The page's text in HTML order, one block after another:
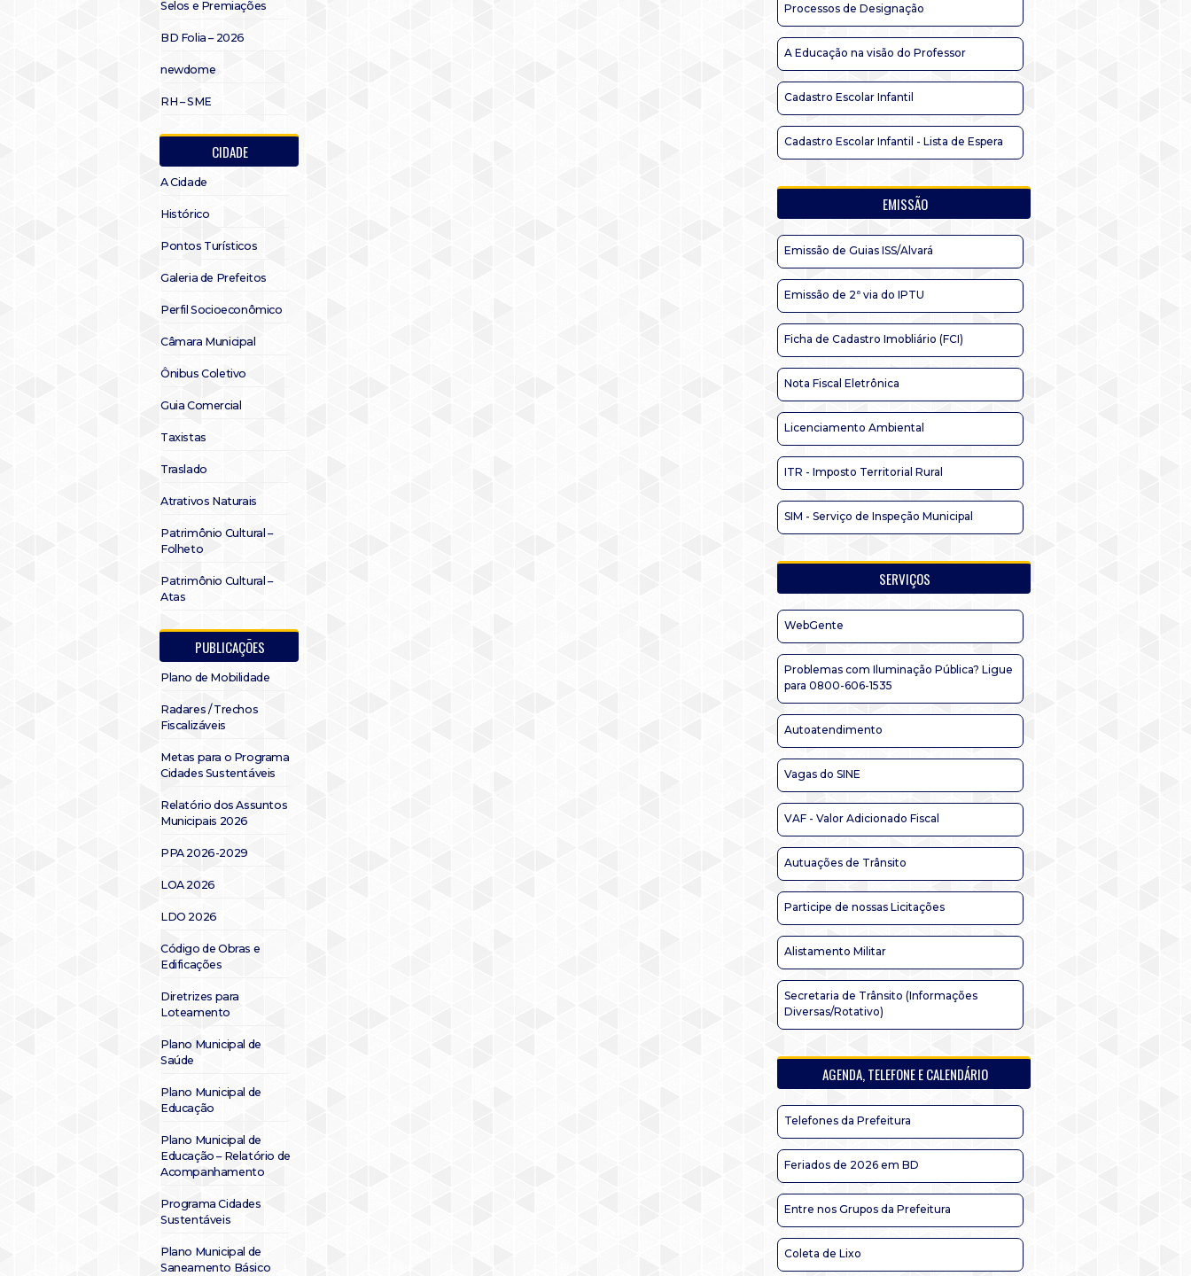
Selos e Premiações
BD Folia – 2026
newdome
RH – SME
CIDADE
A Cidade
Histórico
Pontos Turísticos
Galeria de Prefeitos
Perfil Socioeconômico
Câmara Municipal
Ônibus Coletivo
Guia Comercial
Taxistas
Traslado
Atrativos Naturais
Patrimônio Cultural –
Folheto
Patrimônio Cultural –
Atas
PUBLICAÇÕES
Plano de Mobilidade
Radares / Trechos
Fiscalizáveis
Metas para o Programa
Cidades Sustentáveis
Relatório dos Assuntos
Municipais 2026
PPA 2026-2029
LOA 2026
LDO 2026
Código de Obras e
Edificações
Diretrizes para
Loteamento
Plano Municipal de
Saúde
Plano Municipal de
Educação
Plano Municipal de
Educação – Relatório de
Acompanhamento
Programa Cidades
Sustentáveis
Plano Municipal de
Saneamento Básico
Processos de Designação
A Educação na visão do Professor
Cadastro Escolar Infantil
Cadastro Escolar Infantil - Lista de Espera
EMISSÃO
Emissão de Guias ISS/Alvará
Emissão de 2ª via do IPTU
Ficha de Cadastro Imobliário (FCI)
Nota Fiscal Eletrônica
Licenciamento Ambiental
ITR - Imposto Territorial Rural
SIM - Serviço de Inspeção Municipal
SERVIÇOS
WebGente
Problemas com Iluminação Pública? Ligue
para 0800-606-1535
Autoatendimento
Vagas do SINE
VAF - Valor Adicionado Fiscal
Autuações de Trânsito
Participe de nossas Licitações
Alistamento Militar
Secretaria de Trânsito (Informações
Diversas/Rotativo)
AGENDA, TELEFONE E CALENDÁRIO
Telefones da Prefeitura
Feriados de 2026 em BD
Entre nos Grupos da Prefeitura
Coleta de Lixo